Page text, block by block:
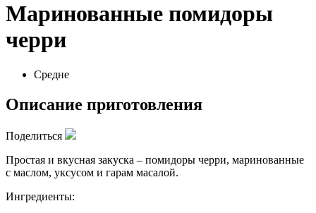
Маринованные помидоры
черри
Средне
Описание приготовления
Поделиться
Простая и вкусная закуска – помидоры черри, маринованные
с маслом, уксусом и гарам масалой.
Ингредиенты: